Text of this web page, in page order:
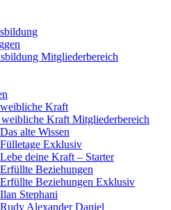
Mitgliederbereich
Kraft
Kraft Mitgliederbereich
alte Wissen
Exklusiv
deine Kraft – Starter
Beziehungen
Beziehungen Exklusiv
Stephani
Alexander Daniel